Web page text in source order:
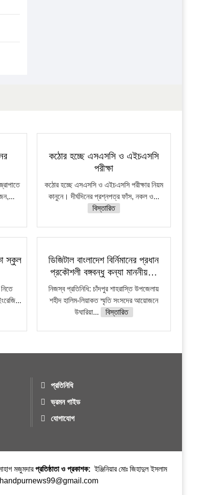
কঠোর হচ্ছে এসএসসি ও এইচএসসি
পরীক্ষা
কঠোর হচ্ছে এসএসসি ও এইচএসসি পরীক্ষার নিয়ম
কানুনে। দীর্ঘদিনের প্রশ্নপত্র ফাঁস, নকল ও...
বিস্তারিত
স্কুল
ডিজিটাল বাংলাদেশ বির্নিমানের প্রধান
প্রকৌশলী বঙ্গবন্ধু কন্যা মাননীয়…
নিজস্ব প্রতিনিধি: চাঁদপুর শাহরাস্তি উপজেলায়
শহীদ হালিম-লিয়াকত স্মৃতি সংসদের আয়োজনে
উঘারিয়া...
বিস্তারিত
প্রতিনিধি
ভ্রমন গাইড
যোগাযোগ
মজুমদারপ্রতিষ্ঠাতা ও প্রকাশক: ইঞ্জিনিয়ার মোঃ জিহাদুল ইসলাম